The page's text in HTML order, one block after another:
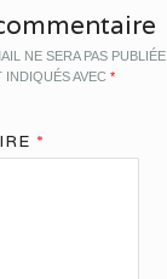
NE SERA PAS PUBLIÉE.
AVEC *
*